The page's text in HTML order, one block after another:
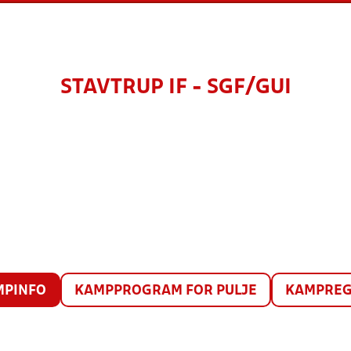
STAVTRUP IF - SGF/GUI
KAMPPROGRAM FOR PULJE